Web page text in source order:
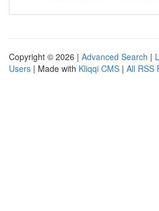
Copyright © 2026 | Advanced Search |
Users | Made with Kliqqi CMS | All RSS